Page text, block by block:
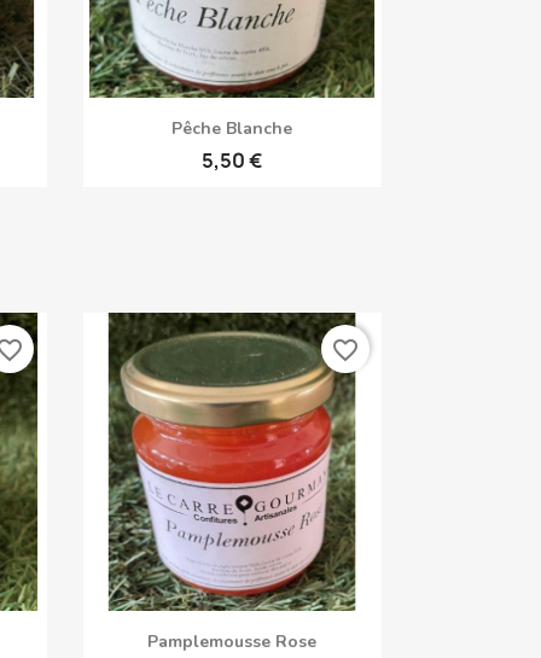
Aperçu rapide
Pêche Blanche
5,50 €
Aperçu rapide
Pamplemousse Rose
favorite_border